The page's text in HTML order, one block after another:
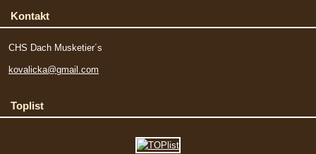
Kontakt
CHS Dach Musketier´s
kovalicka@gmail.com
Toplist